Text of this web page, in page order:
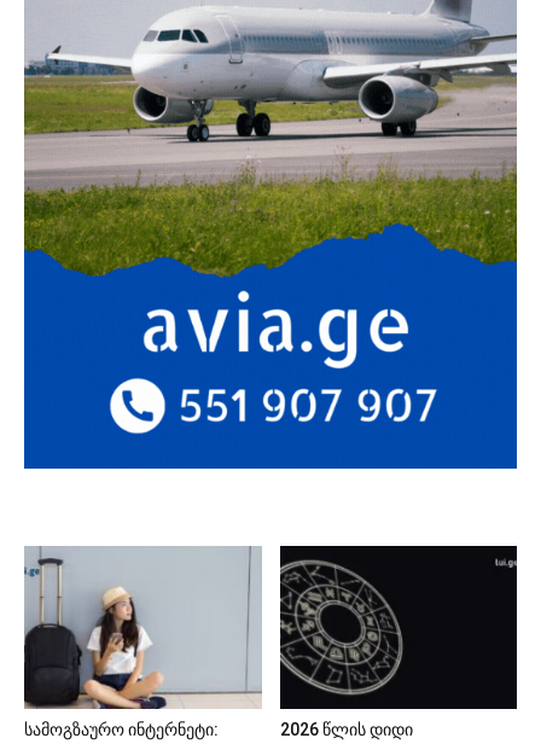
სამოგზაურო ინტერნეტი:
2026 წლის დიდი